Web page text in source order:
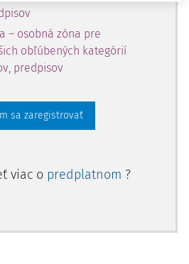
– osobná zóna pre
obľúbených kategórií
predpisov
sa zaregistrovať
viac o predplatnom ?